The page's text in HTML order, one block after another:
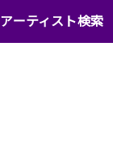
音楽
アーティスト検索